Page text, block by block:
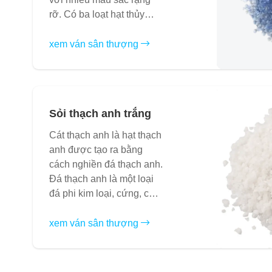
rỡ. Có ba loạt hạt thủy
xem ván sân thượng
Sỏi thạch anh trắng
Cát thạch anh là hạt thạch
anh được tạo ra bằng
cách nghiền đá thạch anh.
Đá thạch anh là một loại
đá phi kim loại, cứng, chịu
xem ván sân thượng